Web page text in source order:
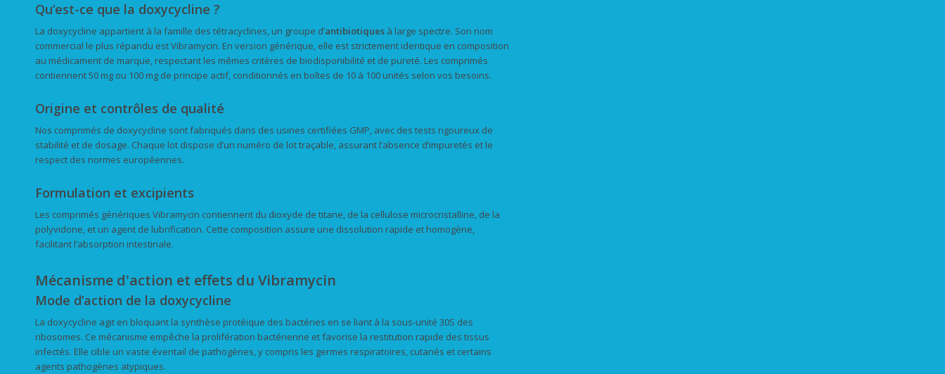
Qu’est-ce que la doxycycline ?
La doxycycline appartient à la famille des tétracyclines, un groupe d’antibiotiques à large spectre. Son nom
commercial le plus répandu est Vibramycin. En version générique, elle est strictement identique en composition
au médicament de marque, respectant les mêmes critères de biodisponibilité et de pureté. Les comprimés
contiennent 50 mg ou 100 mg de principe actif, conditionnés en boîtes de 10 à 100 unités selon vos besoins.
Origine et contrôles de qualité
Nos comprimés de doxycycline sont fabriqués dans des usines certifiées GMP, avec des tests rigoureux de
stabilité et de dosage. Chaque lot dispose d’un numéro de lot traçable, assurant l’absence d’impuretés et le
respect des normes européennes.
Formulation et excipients
Les comprimés génériques Vibramycin contiennent du dioxyde de titane, de la cellulose microcristalline, de la
polyvidone, et un agent de lubrification. Cette composition assure une dissolution rapide et homogène,
facilitant l’absorption intestinale.
Mécanisme d'action et effets du Vibramycin
Mode d’action de la doxycycline
La doxycycline agit en bloquant la synthèse protéique des bactéries en se liant à la sous-unité 30S des
ribosomes. Ce mécanisme empêche la prolifération bactérienne et favorise la restitution rapide des tissus
infectés. Elle cible un vaste éventail de pathogènes, y compris les germes respiratoires, cutanés et certains
agents pathogènes atypiques.